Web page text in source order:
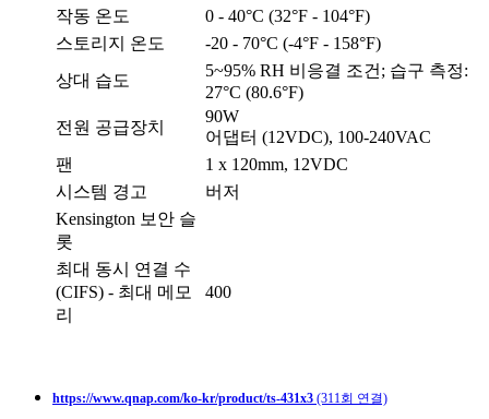
작동 온도
0 - 40°C (32°F - 104°F)
스토리지 온도
-20 - 70°C (-4°F - 158°F)
상대 습도
5~95% RH 비응결 조건; 습구 측정:
27°C (80.6°F)
전원 공급장치
90W
어댑터 (12VDC), 100-240VAC
팬
1 x 120mm, 12VDC
시스템 경고
버저
Kensington 보안 슬
롯
최대 동시 연결 수
(CIFS) - 최대 메모
리
400
https://www.qnap.com/ko-kr/product/ts-431x3 (311회 연결)